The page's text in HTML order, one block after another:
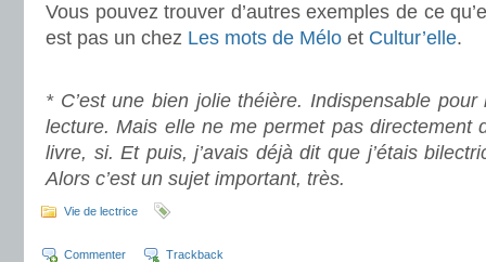
Vous pouvez trouver d’autres exemples de ce
est pas un chez Les mots de Mélo et Cultur’elle.
* C’est une bien jolie théière. Indispensable
lecture. Mais elle ne me permet pas directement
livre, si. Et puis, j’avais déjà dit que j’étais
Alors c’est un sujet important, très.
Vie de lectrice
Commenter Trackback